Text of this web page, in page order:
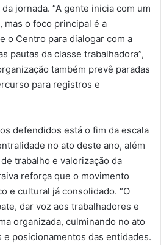
jornada. “A gente inicia com um
mas o foco principal é a
o Centro para dialogar com a
pautas da classe trabalhadora”,
também prevê paradas
para registros e
defendidos está o fim da escala
no ato deste ano, além
trabalho e valorização da
reforça que o movimento
e cultural já consolidado. “O
dar voz aos trabalhadores e
organizada, culminando no ato
posicionamentos das entidades.